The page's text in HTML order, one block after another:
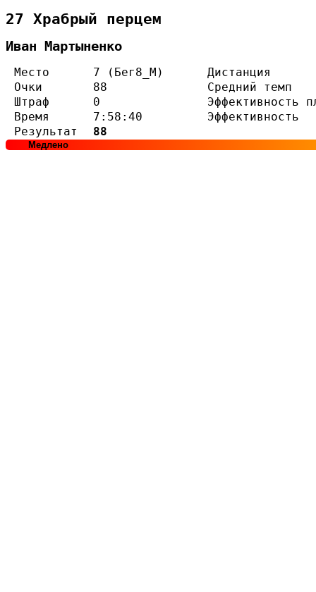
27 Храбрый перцем
Иван Мартыненко
Место 7 (Бег8_М)
Дистанция
Очки
88
Средний темп
Штраф
0
Эффективность
Время
7:58:40
Эффективность
Результат
88
Медлено